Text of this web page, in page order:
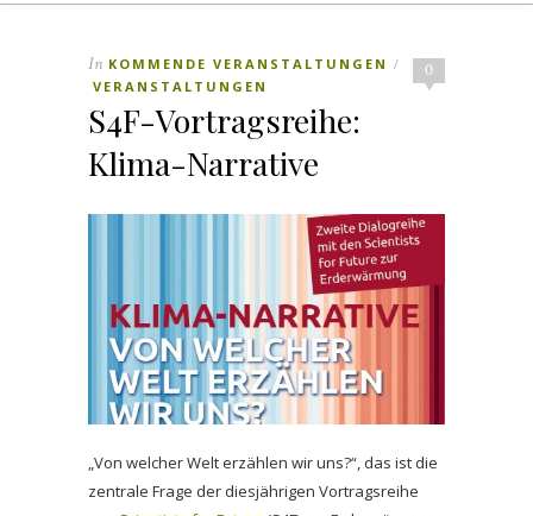
0
In KOMMENDE VERANSTALTUNGEN /
VERANSTALTUNGEN
S4F-Vortragsreihe:
Klima-Narrative
„Von welcher Welt erzählen wir uns?“, das ist die
zentrale Frage der diesjährigen Vortragsreihe